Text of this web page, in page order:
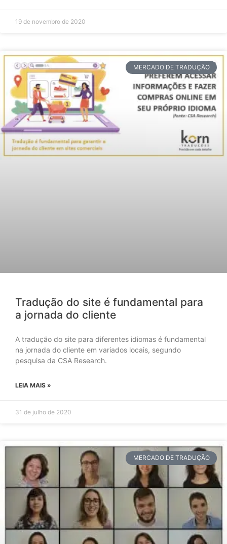
19 de novembro de 2020
MERCADO DE TRADUÇÃO
Tradução do site é fundamental para
a jornada do cliente
A tradução do site para diferentes idiomas é fundamental
na jornada do cliente em variados locais, segundo
pesquisa da CSA Research.
LEIA MAIS »
31 de julho de 2020
MERCADO DE TRADUÇÃO